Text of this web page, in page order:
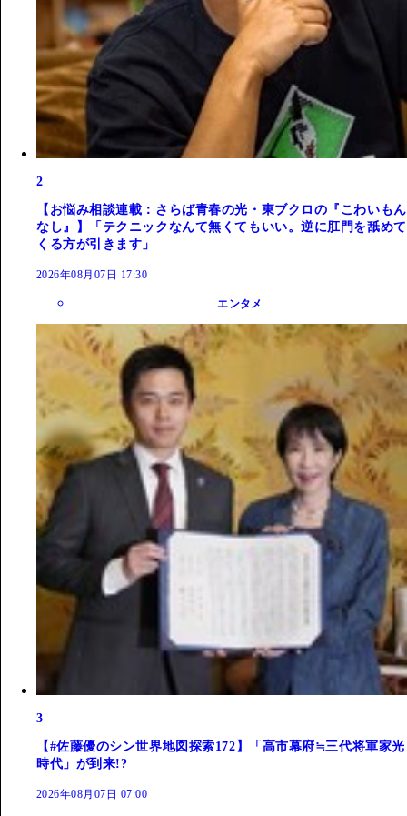
2
【お悩み相談連載：さらば青春の光・東ブクロの『こわいもん
なし』】「テクニックなんて無くてもいい。逆に肛門を舐めて
くる方が引きます」
2026年08月07日 17:30
エンタメ
3
【#佐藤優のシン世界地図探索172】「高市幕府≒三代将軍家光
時代」が到来!?
2026年08月07日 07:00